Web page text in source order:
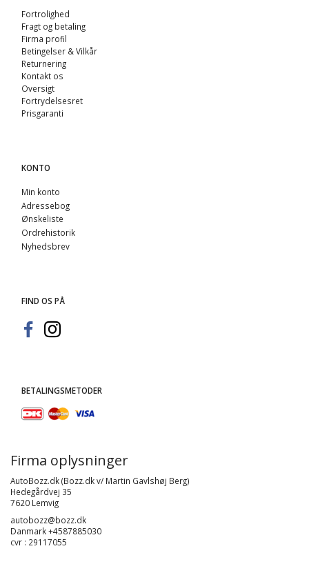
Fortrolighed
Fragt og betaling
Firma profil
Betingelser & Vilkår
Returnering
Kontakt os
Oversigt
Fortrydelsesret
Prisgaranti
KONTO
Min konto
Adressebog
Ønskeliste
Ordrehistorik
Nyhedsbrev
FIND OS PÅ
BETALINGSMETODER
Firma oplysninger
AutoBozz.dk (Bozz.dk v/ Martin Gavlshøj Berg)
Hedegårdvej 35
7620 Lemvig
autobozz@bozz.dk
Danmark +4587885030
cvr : 29117055